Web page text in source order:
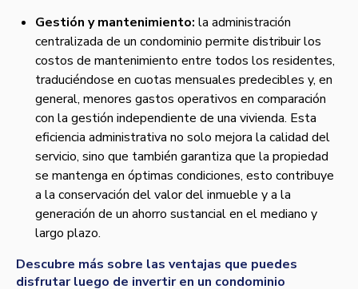
Gestión y mantenimiento: la administración
centralizada de un condominio permite distribuir los
costos de mantenimiento entre todos los residentes,
traduciéndose en cuotas mensuales predecibles y, en
general, menores gastos operativos en comparación
con la gestión independiente de una vivienda. Esta
eficiencia administrativa no solo mejora la calidad del
servicio, sino que también garantiza que la propiedad
se mantenga en óptimas condiciones, esto contribuye
a la conservación del valor del inmueble y a la
generación de un ahorro sustancial en el mediano y
largo plazo.
Descubre más sobre las ventajas que puedes
disfrutar luego de invertir en un condominio